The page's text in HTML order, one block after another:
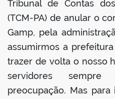
Tribunal de Contas
(TCM-PA) de anular o
Gamp, pela
assumirmos a
trazer de volta o nosso
servidores
preocupação. Mas